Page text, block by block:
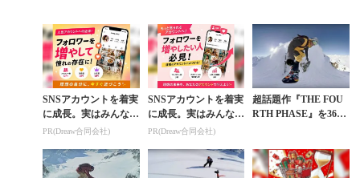
SNSアカウントを着実
に成長。実はみんなコ
コ使ってます。
PR(Dreaw合同会社)
SNSアカウントを着実
に成長。実はみんなコ
コ使ってます。
PR(Dreaw合同会社)
超話題作『THE FOU
RTH PHASE』を360°